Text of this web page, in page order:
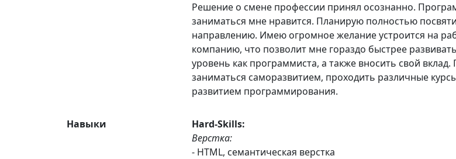
Решение о смене профессии принял осознанно.
заниматься мне нравится. Планирую полностью
направлению. Имею огромное желание устроится на
компанию, что позволит мне гораздо быстрее
уровень как программиста, а также вносить свой
заниматься саморазвитием, проходить различные
развитием программирования.
Навыки
Hard-Skills:
Верстка:
- HTML, семантическая верстка